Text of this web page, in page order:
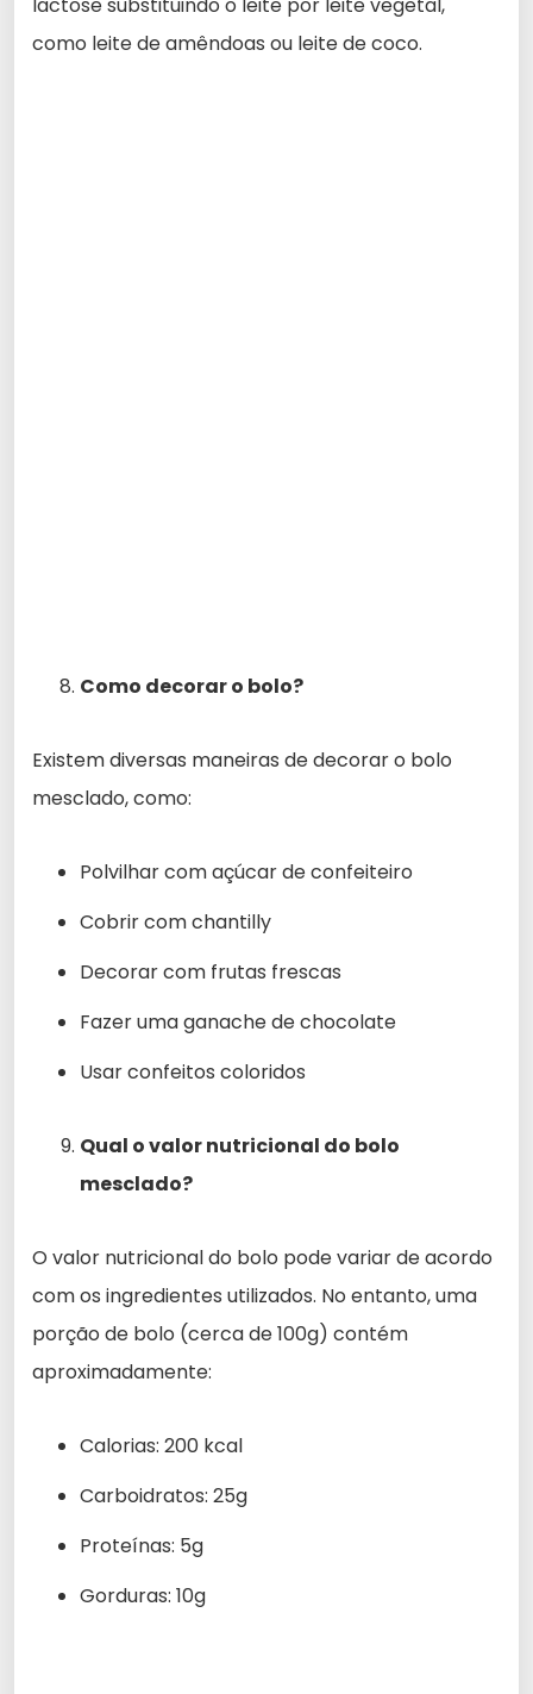
como leite de amêndoas ou leite de coco.
Como decorar o bolo?
Existem diversas maneiras de decorar o bolo
mesclado, como:
Polvilhar com açúcar de confeiteiro
Cobrir com chantilly
Decorar com frutas frescas
Fazer uma ganache de chocolate
Usar confeitos coloridos
Qual o valor nutricional do bolo
mesclado?
O valor nutricional do bolo pode variar de acordo
com os ingredientes utilizados. No entanto, uma
porção de bolo (cerca de 100g) contém
aproximadamente:
Calorias: 200 kcal
Carboidratos: 25g
Proteínas: 5g
Gorduras: 10g